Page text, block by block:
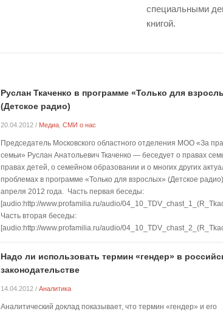
специальными
книгой.
Руслан Ткаченко в программе «Только для
(Детское радио)
20.04.2012 / Медиа СМИ о нас
Председатель Московского областного отделения МОО «За
семьи» Руслан Анатольевич Ткаченко — беседует о правах
правах детей, о семейном образовании и о многих других
проблемах в программе «Только для взрослых» (Детское
апреля 2012 года. Часть первая беседы:
[audio:http://www.profamilia.ru/audio/
Часть вторая беседы:
[audio:http://www.profamilia.ru/audio/
Надо ли использовать термин «гендер» в
законодательстве
14.04.2012 / Аналитика
Аналитический доклад показывает, что термин «гендер» и его